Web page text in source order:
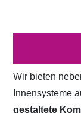
Wir bieten
Innensysteme
gestaltete